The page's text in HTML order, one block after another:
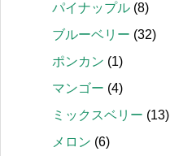
パイナップル (8)
ブルーベリー (32)
ポンカン (1)
マンゴー (4)
ミックスベリー (13)
メロン (6)